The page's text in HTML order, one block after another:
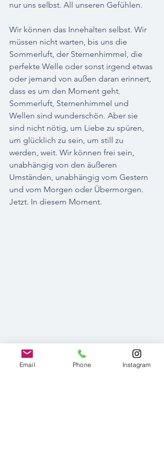
nur uns selbst. All unseren Gefühlen.
Wir können das Innehalten selbst. Wir
müssen nicht warten, bis uns die
Sommerluft, der Sternenhimmel, die
perfekte Welle oder sonst irgend etwas
oder jemand von außen daran erinnert,
dass es um den Moment geht.
Sommerluft, Sternenhimmel und
Wellen sind wunderschön. Aber sie
sind nicht nötig, um Liebe zu spüren,
um glücklich zu sein, um still zu
werden, weit. Wir können frei sein,
unabhängig von den äußeren
Umständen, unabhängig vom Gestern
und vom Morgen oder Übermorgen.
Jetzt. In diesem Moment.
Email Phone Instagram